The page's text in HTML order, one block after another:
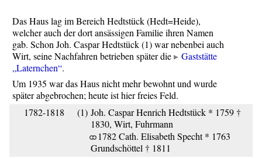
Das Haus lag im Bereich Hedtstück (Hedt=Heide),
welcher auch der dort ansässigen Familie ihren Namen
gab. Schon Joh. Caspar Hedtstück (1) war nebenbei auch
Wirt, seine Nachfahren betrieben später die
Gaststätte
„Laternchen“.
Um 1935 war das Haus nicht mehr bewohnt und wurde
später abgebrochen; heute ist hier freies Feld.
1782-1818
(1) Joh. Caspar Henrich Hedtstück * 1759 †
1830, Wirt, Fuhrmann
⚭ 1782 Cath. Elisabeth Specht * 1763
Grundschöttel † 1811